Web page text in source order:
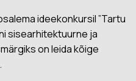
ideekonkursil ”Tartu
sisearhitektuurne ja
on leida kõige